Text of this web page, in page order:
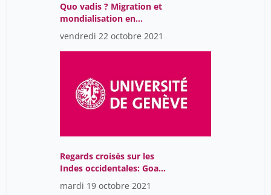
Quo vadis ? Migration et
mondialisation en
période de pandémie
vendredi 22 octobre 2021
Regards croisés sur les
Indes occidentales: Goa
et Ceylan au XVIIe siècle
mardi 19 octobre 2021